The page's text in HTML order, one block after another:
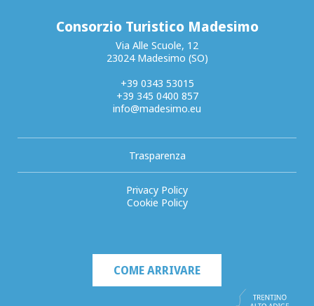
Consorzio Turistico Madesimo
Via Alle Scuole, 12
23024 Madesimo (SO)
+39 0343 53015
+39 345 0400 857
info@madesimo.eu
Trasparenza
Privacy Policy
Cookie Policy
COME ARRIVARE